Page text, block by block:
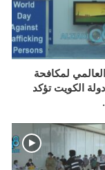
لمكافحة
الكويت تؤكد